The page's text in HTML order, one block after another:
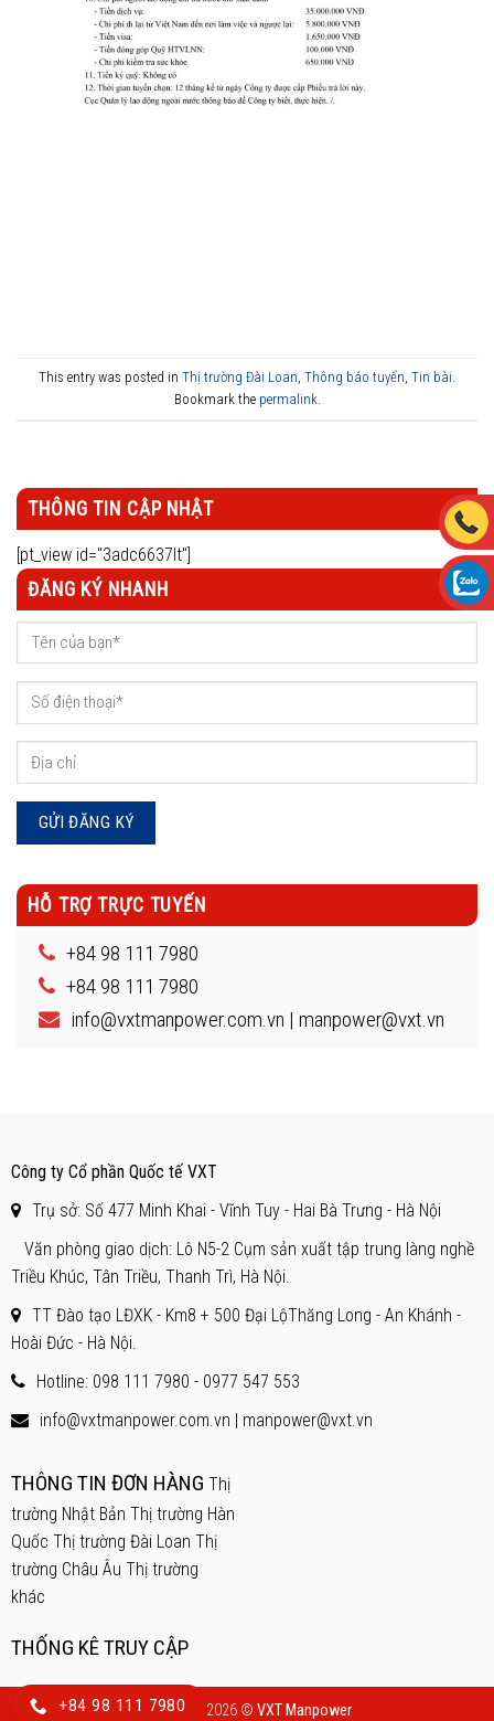
This entry was posted in Thị trường Đài Loan Thông báo tuyển Tin bài
Bookmark the permalink.
THÔNG TIN CẬP NHẬT
[pt_view id="3adc6637lt"]
ĐĂNG KÝ NHANH
HỖ TRỢ TRỰC TUYẾN
+84 98 111 7980
+84 98 111 7980
info@vxtmanpower.com.vn | manpower@vxt.vn
Công ty Cổ phần Quốc tế VXT
Trụ sở: Số 477 Minh Khai - Vĩnh Tuy - Hai Bà Trưng - Hà Nội
Văn phòng giao dịch: Lô N5-2 Cụm sản xuất tập trung làng nghề
Triều Khúc, Tân Triều, Thanh Trì, Hà Nội.
TT Đào tạo LĐXK - Km8 + 500 Đại LộThăng Long - An Khánh -
Hoài Đức - Hà Nội.
Hotline: 098 111 7980 - 0977 547 553
info@vxtmanpower.com.vn | manpower@vxt.vn
THÔNG TIN ĐƠN HÀNG Thị
trường Nhật Bản Thị trường Hàn
Quốc Thị trường Đài Loan Thị
trường Châu Âu Thị trường
khác
THỐNG KÊ TRUY CẬP
Copyright 2026 © VXT Manpower
+84 98 111 7980